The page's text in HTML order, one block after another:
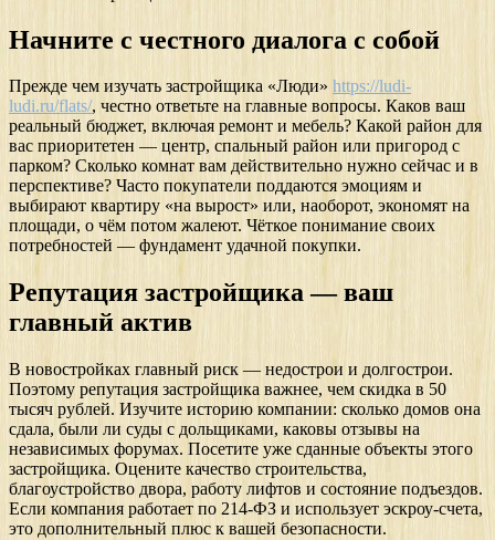
Начните с честного диалога с собой
Прежде чем изучать застройщика «Люди» https://ludi-
ludi.ru/flats/, честно ответьте на главные вопросы. Каков ваш
реальный бюджет, включая ремонт и мебель? Какой район для
вас приоритетен — центр, спальный район или пригород с
парком? Сколько комнат вам действительно нужно сейчас и в
перспективе? Часто покупатели поддаются эмоциям и
выбирают квартиру «на вырост» или, наоборот, экономят на
площади, о чём потом жалеют. Чёткое понимание своих
потребностей — фундамент удачной покупки.
Репутация застройщика — ваш
главный актив
В новостройках главный риск — недострои и долгострои.
Поэтому репутация застройщика важнее, чем скидка в 50
тысяч рублей. Изучите историю компании: сколько домов она
сдала, были ли суды с дольщиками, каковы отзывы на
независимых форумах. Посетите уже сданные объекты этого
застройщика. Оцените качество строительства,
благоустройство двора, работу лифтов и состояние подъездов.
Если компания работает по 214-ФЗ и использует эскроу-счета,
это дополнительный плюс к вашей безопасности.